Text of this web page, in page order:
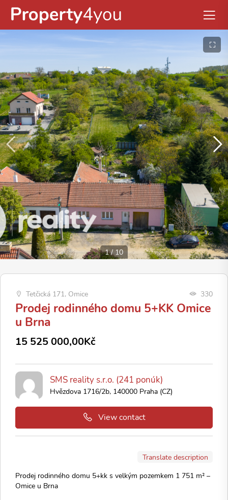
1/ 10
Tetčická 171, Omice 330
Prodej rodinného domu 5+KK Omice
u Brna
15 525 000,00Kč
SMS reality s.r.o. (241 ponúk)
Hvězdova 1716/2b, 140000 Praha (CZ)
View contact
Translate description
Prodej rodinného domu 5+kk s velkým pozemkem 1 751 m² –
Omice u Brna